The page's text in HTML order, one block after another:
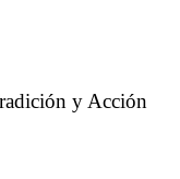
y Acción